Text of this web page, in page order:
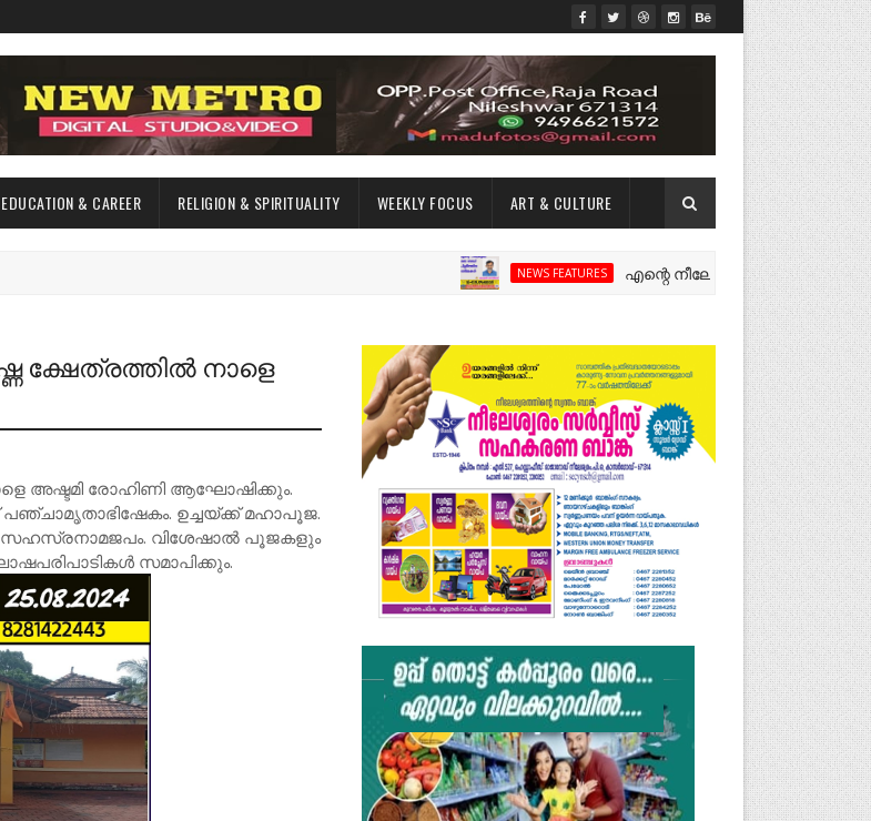
EDUCATION & CAREER RELIGION & SPIRITUALITY WEEKLY FOCUS ART & CULTURE
NEWS FEATURES എന്റെ നീലേശ്വരം:ഒരു റോഡ്
ക്ഷേത്രത്തിൽ നാളെ
അഷ്ടമി രോഹിണി ആഘോഷിക്കും.
ഉച്ചയ്ക്ക് മഹാപൂജ.
സഹസ്രനാമജപം. വിശേഷാൽ പൂജകളും
സമാപിക്കും.